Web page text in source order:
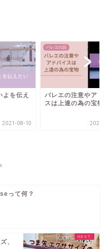
よを伝え
2021-08-10
バレエの話
バレエの注意やアド
スは上達の為の宝物
2021-
って何？
、